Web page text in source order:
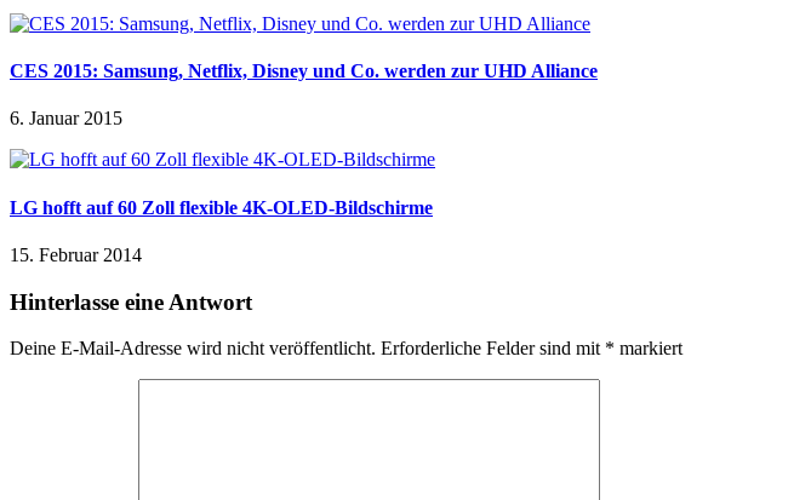
CES 2015: Samsung, Netflix, Disney und Co. werden zur UHD Alliance
6. Januar 2015
LG hofft auf 60 Zoll flexible 4K-OLED-Bildschirme
15. Februar 2014
Hinterlasse eine Antwort
Deine E-Mail-Adresse wird nicht veröffentlicht. Erforderliche Felder sind mit * markiert